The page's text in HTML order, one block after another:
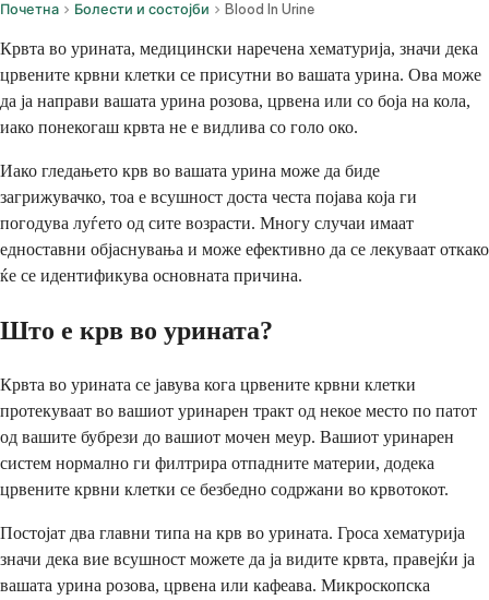
Почетна Болести и состојби Blood In Urine
Крвта во урината, медицински наречена хематурија, значи дека
црвените крвни клетки се присутни во вашата урина. Ова може
да ја направи вашата урина розова, црвена или со боја на кола,
иако понекогаш крвта не е видлива со голо око.
Иако гледањето крв во вашата урина може да биде
загрижувачко, тоа е всушност доста честа појава која ги
погодува луѓето од сите возрасти. Многу случаи имаат
едноставни објаснувања и може ефективно да се лекуваат откако
ќе се идентификува основната причина.
Што е крв во урината?
Крвта во урината се јавува кога црвените крвни клетки
протекуваат во вашиот уринарен тракт од некое место по патот
од вашите бубрези до вашиот мочен меур. Вашиот уринарен
систем нормално ги филтрира отпадните материи, додека
црвените крвни клетки се безбедно содржани во крвотокот.
Постојат два главни типа на крв во урината. Гроса хематурија
значи дека вие всушност можете да ја видите крвта, правејќи ја
вашата урина розова, црвена или кафеава. Микроскопска